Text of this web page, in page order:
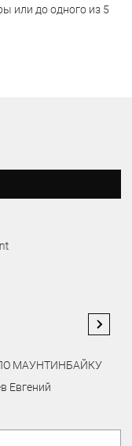
или до одного из 5